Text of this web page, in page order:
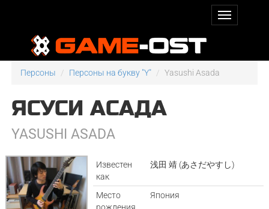
Персоны Персоны на букву "Y" Yasushi Asada
ЯСУСИ АСАДА
YASUSHI ASADA
Известен
как
浅田 靖 (あさだやすし)
Место
Япония